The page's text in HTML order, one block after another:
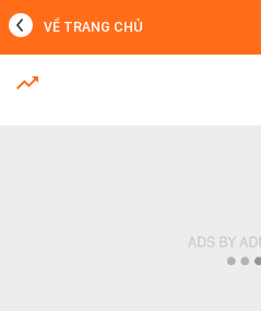
MỚI NHẤT
VỀ TRANG CHỦ